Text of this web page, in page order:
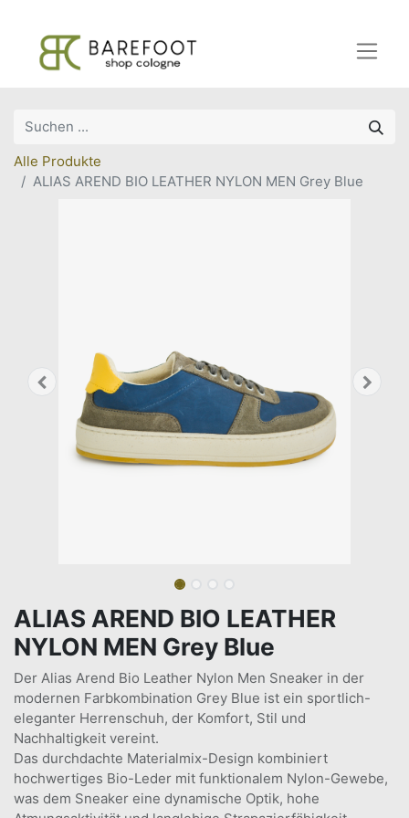
Alle Produkte
ALIAS AREND BIO LEATHER NYLON MEN Grey Blue
ALIAS AREND BIO LEATHER
NYLON MEN Grey Blue
Der Alias Arend Bio Leather Nylon Men Sneaker in der
modernen Farbkombination Grey Blue ist ein sportlich-
eleganter Herrenschuh, der Komfort, Stil und
Nachhaltigkeit vereint.
Das durchdachte Materialmix-Design kombiniert
hochwertiges Bio-Leder mit funktionalem Nylon-Gewebe,
was dem Sneaker eine dynamische Optik, hohe